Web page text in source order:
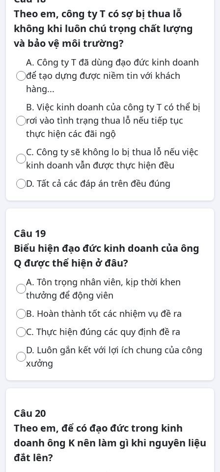
Theo em, công ty T có sợ bị thua lỗ
không khi luôn chú trọng chất lượng
và bảo vệ môi trường?
A. Công ty T đã dùng đạo đức kinh doanh
để tạo dựng được niềm tin với khách
hàng...
B. Việc kinh doanh của công ty T có thể bị
rơi vào tình trạng thua lỗ nếu tiếp tục
thực hiện các đãi ngộ
C. Công ty sẽ không lo bị thua lỗ nếu việc
kinh doanh vẫn được thực hiện đều
D. Tất cả các đáp án trên đều đúng
Câu 19
Biểu hiện đạo đức kinh doanh của ông
Q được thể hiện ở đâu?
A. Tôn trọng nhân viên, kịp thời khen
thưởng để động viên
B. Hoàn thành tốt các nhiệm vụ đề ra
C. Thực hiện đúng các quy định đề ra
D. Luôn gắn kết với lợi ích chung của công
xưởng
Câu 20
Theo em, để có đạo đức trong kinh
doanh ông K nên làm gì khi nguyên liệu
đắt lên?